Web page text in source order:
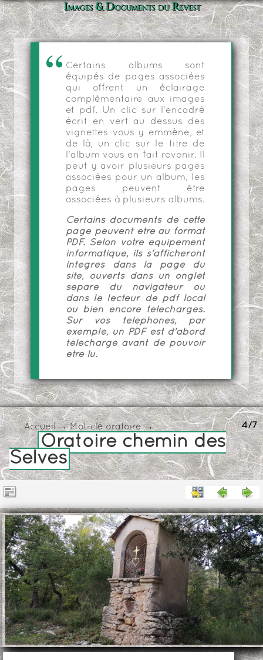
Images & Documents du Revest
Certains albums sont
équipés de pages associées
qui offrent un éclairage
complémentaire aux images
et pdf. Un clic sur l'encadré
écrit en vert au dessus des
vignettes vous y emmène, et
de là, un clic sur le titre de
l'album vous en fait revenir. Il
peut y avoir plusieurs pages
associées pour un album, les
pages peuvent être
associées à plusieurs albums.
Certains documents de cette
page peuvent être au format
PDF. Selon votre équipement
informatique, ils s'afficheront
intégrés dans la page du
site, ouverts dans un onglet
séparé du navigateur ou
dans le lecteur de pdf local
ou bien encore téléchargés.
Sur vos téléphones, par
exemple, un PDF est d'abord
téléchargé avant de pouvoir
être lu.
4/7
Accueil→Mot-clé oratoire→
Oratoire chemin des
Selves